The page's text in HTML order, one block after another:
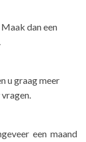
dan een
u graag meer
een maand